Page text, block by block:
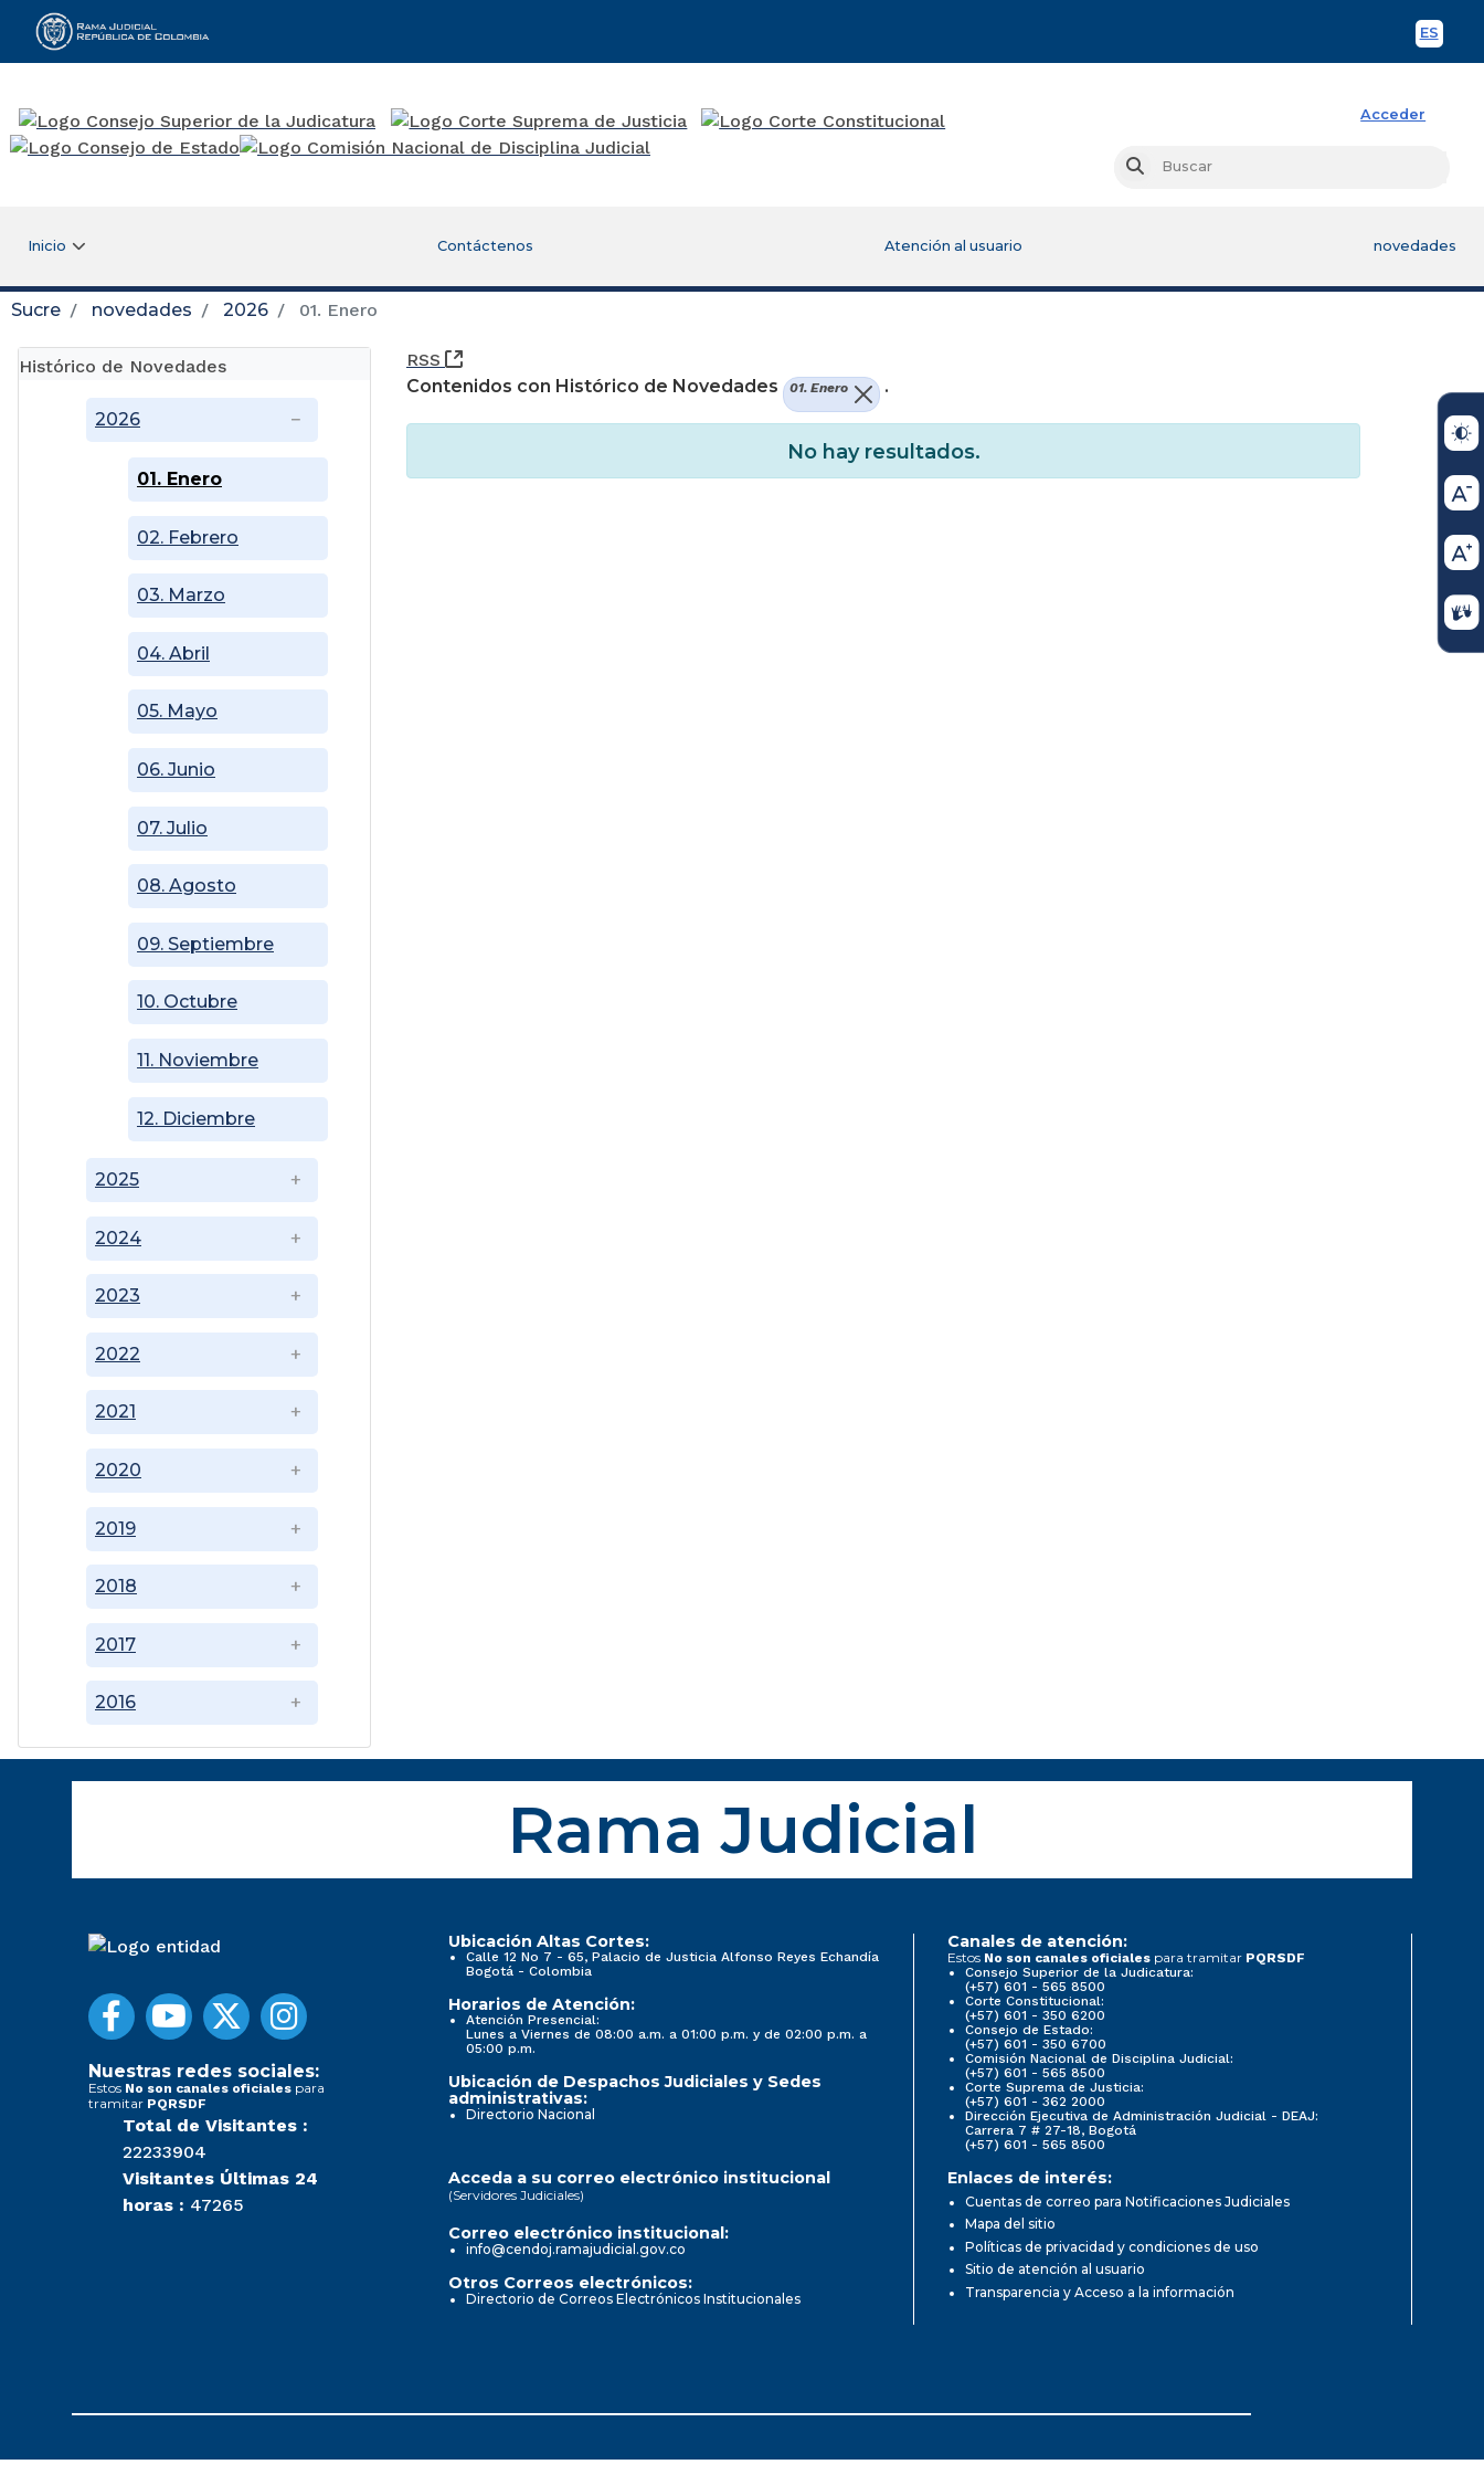
ES
Rama Judicial
Acceder
Buscar
Inicio Contáctenos Atención al usuario novedades
Sucre novedades 2026 01. Enero
Histórico de Novedades
2016
2017
2018
2019
2020
2021
2022
2023
2024
2025
2026
01. Enero
02. Febrero
03. Marzo
04. Abril
05. Mayo
06. Junio
07. Julio
08. Agosto
09. Septiembre
10. Octubre
11. Noviembre
12. Diciembre
RSS
(Abre una nueva ventana)
Contenidos con Histórico de Novedades
01. Enero .
No hay resultados.
Rama Judicial
Nuestras redes sociales:
Estos No son canales oficiales para
tramitar PQRSDF
Total de Visitantes :
22233904
Visitantes Últimas 24
horas : 47265
Ubicación Altas Cortes:
Calle 12 No 7 - 65, Palacio de Justicia Alfonso Reyes Echandía
Bogotá - Colombia
Horarios de Atención:
Atención Presencial:
Lunes a Viernes de 08:00 a.m. a 01:00 p.m. y de 02:00 p.m. a
05:00 p.m.
Ubicación de Despachos Judiciales y Sedes
administrativas:
Directorio Nacional
Canales de atención:
Estos No son canales oficiales para tramitar PQRSDF
Consejo Superior de la Judicatura:
(+57) 601 - 565 8500
Corte Constitucional:
(+57) 601 - 350 6200
Consejo de Estado:
(+57) 601 - 350 6700
Comisión Nacional de Disciplina Judicial:
(+57) 601 - 565 8500
Corte Suprema de Justicia:
(+57) 601 - 362 2000
Dirección Ejecutiva de Administración Judicial - DEAJ:
Carrera 7 # 27-18, Bogotá
(+57) 601 - 565 8500
Acceda a su correo electrónico institucional
(Servidores Judiciales)
Correo electrónico institucional:
info@cendoj.ramajudicial.gov.co
Otros Correos electrónicos:
Directorio de Correos Electrónicos Institucionales
Enlaces de interés:
Cuentas de correo para Notificaciones Judiciales
Mapa del sitio
Políticas de privacidad y condiciones de uso
Sitio de atención al usuario
Transparencia y Acceso a la información